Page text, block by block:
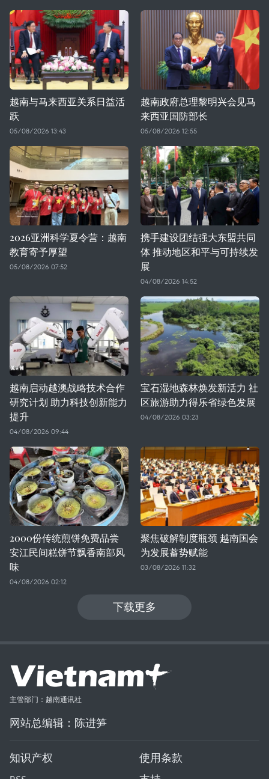
越南与马来西亚关系日益活
跃
05/08/2026 13:43
越南政府总理黎明兴会见马
来西亚国防部长
05/08/2026 12:55
2026亚洲科学夏令营：越南
教育寄予厚望
05/08/2026 07:52
携手建设团结强大东盟共同
体 推动地区和平与可持续发
展
04/08/2026 14:52
越南启动越澳战略技术合作
研究计划 助力科技创新能力
提升
04/08/2026 09:44
宝石湿地森林焕发新活力 社
区旅游助力得乐省绿色发展
04/08/2026 03:23
2000份传统煎饼免费品尝
安江民间糕饼节飘香南部风
味
04/08/2026 02:12
聚焦破解制度瓶颈 越南国会
为发展蓄势赋能
03/08/2026 11:32
下载更多
主管部门：越南通讯社
网站总编辑：陈进笋
知识产权
使用条款